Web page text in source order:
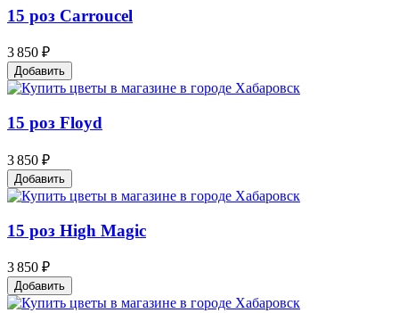
15 роз Carroucel
3 850 ₽
Добавить
15 роз Floyd
3 850 ₽
Добавить
15 роз High Magic
3 850 ₽
Добавить